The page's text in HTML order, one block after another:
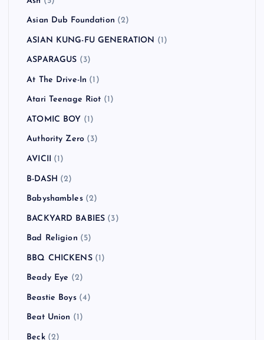
Asian Dub Foundation (2)
ASIAN KUNG-FU GENERATION (1)
ASPARAGUS (3)
At The Drive-In (1)
Atari Teenage Riot (1)
ATOMIC BOY (1)
Authority Zero (3)
AVICII (1)
B-DASH (2)
Babyshambles(2)
BACKYARD BABIES (3)
Bad Religion (5)
BBQ CHICKENS(1)
Beady Eye (2)
Beastie Boys(4)
Beat Union (1)
Beck(2)